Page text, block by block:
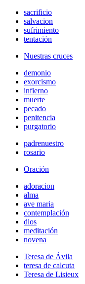
sacrificio
salvacion
sufrimiento
tentación
Nuestras cruces
demonio
exorcismo
infierno
muerte
pecado
penitencia
purgatorio
padrenuestro
rosario
Oración
adoracion
alma
ave maria
contemplación
dios
meditación
novena
Teresa de Ávila
teresa de calcuta
Teresa de Lisieux